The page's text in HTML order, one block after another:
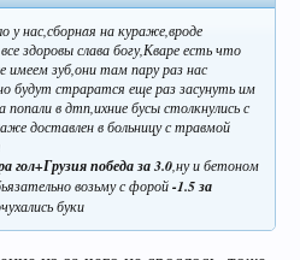
нас,сборнaя на кураже,вроде
здоровы слава богу,Кваре есть что
зуб,они там пару раз нас
будут страратся еще раз засунуть им
в дтп,ихние бусы столкнулись с
доставлен в больницу с травмой
гол+Грузия победа за 3.0,ну и бетоном
возьму с форой-1.5за
буки